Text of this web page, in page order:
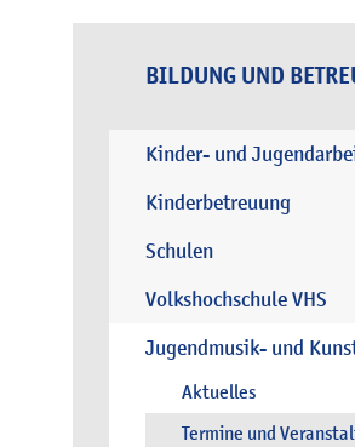
BILDUNG UND
Kinder- und
Kinderbetreuung
Schulen
Volkshochschule VHS
Jugendmusik- und
Aktuelles
Termine und